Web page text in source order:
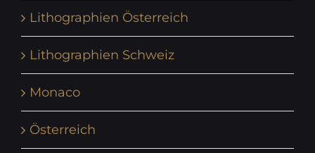
Lithographien Österreich
Lithographien Schweiz
Monaco
Österreich